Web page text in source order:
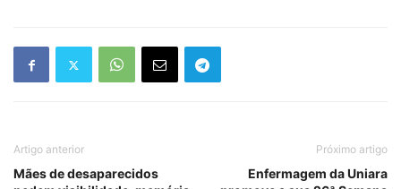
Artigo anterior
Mães de desaparecidos
Próximo artigo
Enfermagem da Uniara